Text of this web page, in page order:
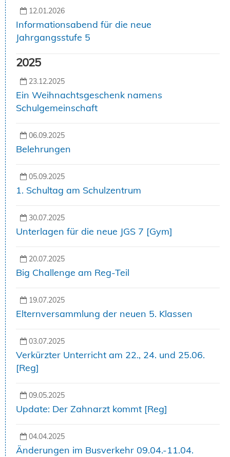
12.01.2026
Informationsabend für die neue
Jahrgangsstufe 5
2025
23.12.2025
Ein Weihnachtsgeschenk namens
Schulgemeinschaft
06.09.2025
Belehrungen
05.09.2025
1. Schultag am Schulzentrum
30.07.2025
Unterlagen für die neue JGS 7 [Gym]
20.07.2025
Big Challenge am Reg-Teil
19.07.2025
Elternversammlung der neuen 5. Klassen
03.07.2025
Verkürzter Unterricht am 22., 24. und 25.06.
[Reg]
09.05.2025
Update: Der Zahnarzt kommt [Reg]
04.04.2025
Änderungen im Busverkehr 09.04.-11.04.